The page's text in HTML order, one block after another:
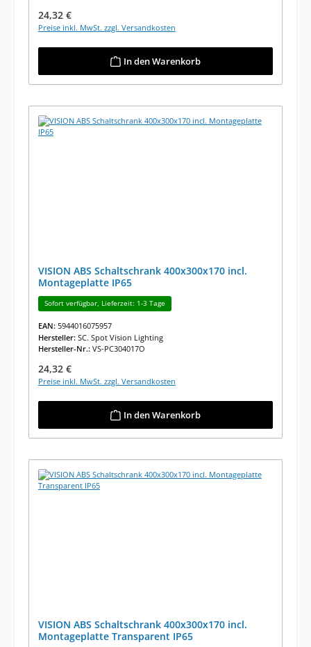
Regulärer Preis:
24,32 €
Preise inkl. MwSt. zzgl. Versandkosten
In den Warenkorb
VISION ABS Schaltschrank 400x300x170 incl.
Montageplatte IP65
Sofort verfügbar, Lieferzeit: 1-3 Tage
EAN: 5944016075957
Hersteller: SC. Spot Vision Lighting
Hersteller-Nr.: VS-PC304017O
Regulärer Preis:
24,32 €
Preise inkl. MwSt. zzgl. Versandkosten
In den Warenkorb
VISION ABS Schaltschrank 400x300x170 incl.
Montageplatte Transparent IP65